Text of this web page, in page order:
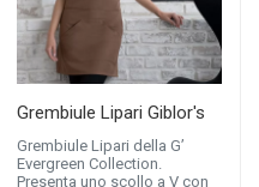
Grembiule Lipari Giblor's
Grembiule Lipari della G’
Evergreen Collection.
Presenta uno scollo a V con